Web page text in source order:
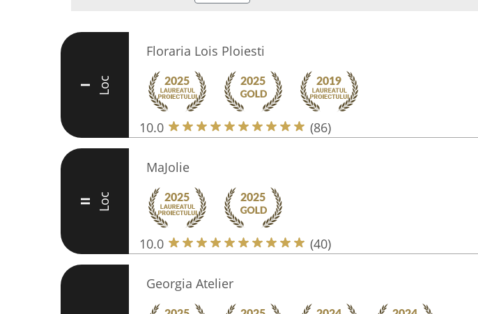
I Loc
Floraria Lois Ploiesti
10.0 (86)
II Loc
MaJolie
10.0 (40)
Georgia Atelier